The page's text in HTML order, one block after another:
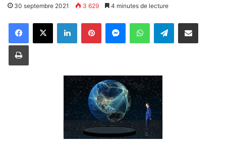
30 septembre 2021 3 629 4 minutes de lecture
LinkedinPinterestMessengerWhatsAppTelegramPartager par email
Imprimer